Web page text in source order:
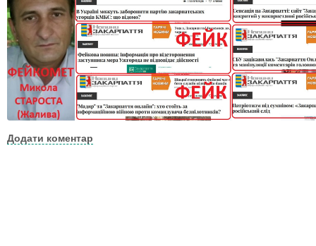
Додати коментар